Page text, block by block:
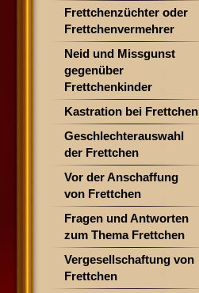
Frettchenzüchter oder
Frettchenvermehrer
Neid und Missgunst
gegenüber
Frettchenkinder
Kastration bei Frettchen
Geschlechterauswahl
der Frettchen
Vor der Anschaffung
von Frettchen
Fragen und Antworten
zum Thema Frettchen
Vergesellschaftung von
Frettchen